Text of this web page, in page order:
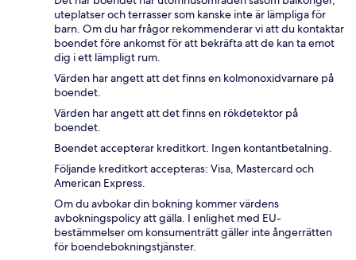
uteplatser och terrasser som kanske inte är lämpliga för
barn. Om du har frågor rekommenderar vi att du kontaktar
boendet före ankomst för att bekräfta att de kan ta emot
dig i ett lämpligt rum.
Värden har angett att det finns en kolmonoxidvarnare på
boendet.
Värden har angett att det finns en rökdetektor på
boendet.
Boendet accepterar kreditkort. Ingen kontantbetalning.
Följande kreditkort accepteras: Visa, Mastercard och
American Express.
Om du avbokar din bokning kommer värdens
avbokningspolicy att gälla. I enlighet med EU-
bestämmelser om konsumenträtt gäller inte ångerrätten
för boendebokningstjänster.